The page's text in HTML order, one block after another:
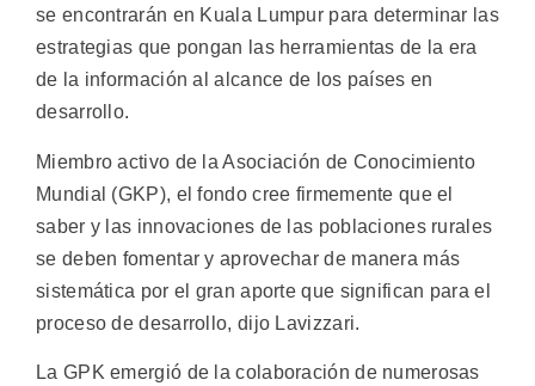
se encontrarán en Kuala Lumpur para determinar las
estrategias que pongan las herramientas de la era
de la información al alcance de los países en
desarrollo.
Miembro activo de la Asociación de Conocimiento
Mundial (GKP), el fondo cree firmemente que el
saber y las innovaciones de las poblaciones rurales
se deben fomentar y aprovechar de manera más
sistemática por el gran aporte que significan para el
proceso de desarrollo, dijo Lavizzari.
La GPK emergió de la colaboración de numerosas